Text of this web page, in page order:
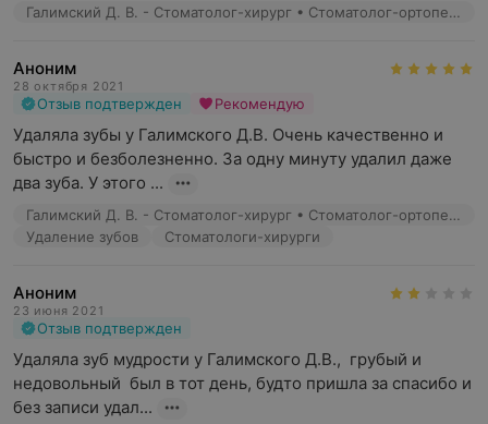
Галимский Д. В. - Стоматолог-хирург • Стоматолог-ортопед • Имплантолог
Аноним
28 октября 2021
Отзыв подтвержден Рекомендую
Удаляла зубы у Галимского Д.В. Очень качественно и
быстро и безболезненно. За одну минуту удалил даже
два зуба. У этого ...
Галимский Д. В. - Стоматолог-хирург • Стоматолог-ортопед • Имплантолог
Удаление зубов
Стоматологи-хирурги
Аноним
23 июня 2021
Отзыв подтвержден
Удаляла зуб мудрости у Галимского Д.В.,  грубый и
недовольный  был в тот день, будто пришла за спасибо и
без записи удал...